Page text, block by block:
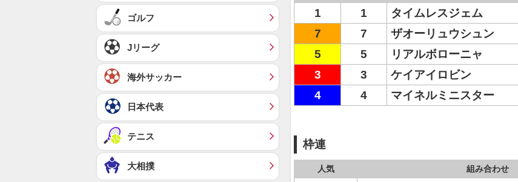
1 1 タイムレスジェム
7
7 ザオーリュウシュン
5
5 リアルボローニャ
3
3 ケイアイロビン
4
4 マイネルミニスター
枠連
人気 組み合わせ
ゴルフ
Jリーグ
海外サッカー
日本代表
テニス
大相撲